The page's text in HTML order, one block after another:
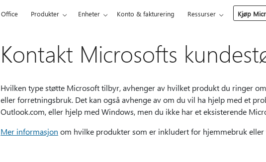
Office Produkter Enheter Konto & fakturering Ressurser Kjøp
Kontakt Microsofts
Hvilken type støtte Microsoft tilbyr, avhenger av hvilket produkt du ringer
eller forretningsbruk. Det kan også avhenge av om du vil ha hjelp med et
Outlook.com, eller hjelp med Windows, men du ikke har et eksisterende
Mer informasjon om hvilke produkter som er inkludert for hjemmebruk